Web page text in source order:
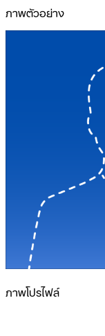
ภาพตัวอย่าง
ภาพโปรไฟล์